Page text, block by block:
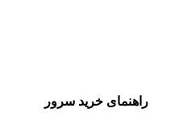
راهنمای خرید سرور